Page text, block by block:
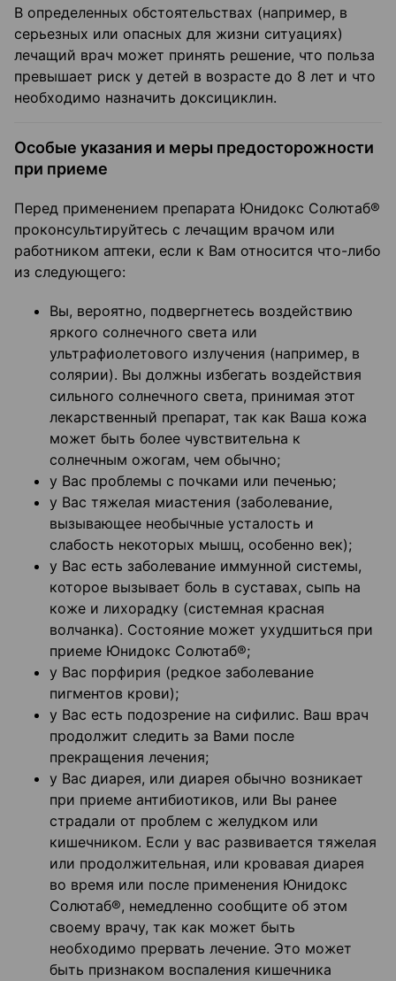
В определенных обстоятельствах (например, в
серьезных или опасных для жизни ситуациях)
лечащий врач может принять решение, что польза
превышает риск у детей в возрасте до 8 лет и что
необходимо назначить доксициклин.
Особые указания и меры предосторожности
при приеме
Перед применением препарата Юнидокс Солютаб®
проконсультируйтесь с лечащим врачом или
работником аптеки, если к Вам относится что-либо
из следующего:
Вы, вероятно, подвергнетесь воздействию
яркого солнечного света или
ультрафиолетового излучения (например, в
солярии). Вы должны избегать воздействия
сильного солнечного света, принимая этот
лекарственный препарат, так как Ваша кожа
может быть более чувствительна к
солнечным ожогам, чем обычно;
у Вас проблемы с почками или печенью;
у Вас тяжелая миастения (заболевание,
вызывающее необычные усталость и
слабость некоторых мышц, особенно век);
у Вас есть заболевание иммунной системы,
которое вызывает боль в суставах, сыпь на
коже и лихорадку (системная красная
волчанка). Состояние может ухудшиться при
приеме Юнидокс Солютаб®;
у Вас порфирия (редкое заболевание
пигментов крови);
у Вас есть подозрение на сифилис. Ваш врач
продолжит следить за Вами после
прекращения лечения;
у Вас диарея, или диарея обычно возникает
при приеме антибиотиков, или Вы ранее
страдали от проблем с желудком или
кишечником. Если у вас развивается тяжелая
или продолжительная, или кровавая диарея
во время или после применения Юнидокс
Солютаб®, немедленно сообщите об этом
своему врачу, так как может быть
необходимо прервать лечение. Это может
быть признаком воспаления кишечника